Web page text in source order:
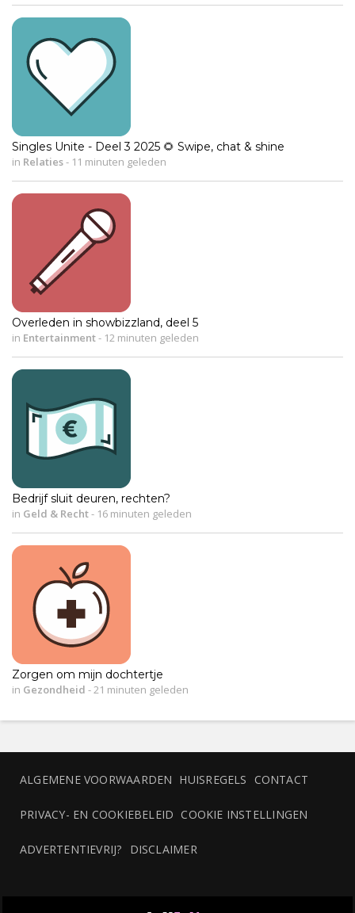
Singles Unite - Deel 3 2025 🌻 Swipe, chat & shine
in Relaties- 11 minuten geleden
Overleden in showbizzland, deel 5
in Entertainment- 12 minuten geleden
Bedrijf sluit deuren, rechten?
in Geld & Recht- 16 minuten geleden
Zorgen om mijn dochtertje
in Gezondheid -21 minuten geleden
ALGEMENE VOORWAARDEN HUISREGELS CONTACT
PRIVACY- EN COOKIEBELEID COOKIE INSTELLINGEN
ADVERTENTIEVRIJ? DISCLAIMER